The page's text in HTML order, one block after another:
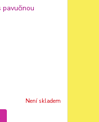
Není skladem